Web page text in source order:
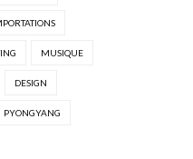
MUSIQUE
DESIGN
PYONGYANG